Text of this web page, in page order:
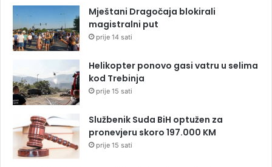
Mještani Dragočaja blokirali
magistralni put
prije 14 sati
Helikopter ponovo gasi vatru u selima
kod Trebinja
prije 15 sati
Službenik Suda BiH optužen za
pronevjeru skoro 197.000 KM
prije 15 sati